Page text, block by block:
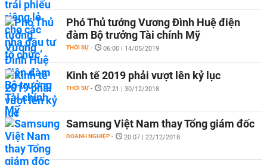
Phó Thủ tướng Vương Đình Huệ điện
đàm Bộ trưởng Tài chính Mỹ
THỜI SỰ - 06:00 | 14/05/2019
Kinh tế 2019 phải vượt lên kỷ lục
THỜI SỰ - 07:21 | 30/12/2018
Samsung Việt Nam thay Tổng giám đốc
DOANH NGHIỆP - 20:07 | 22/12/2018